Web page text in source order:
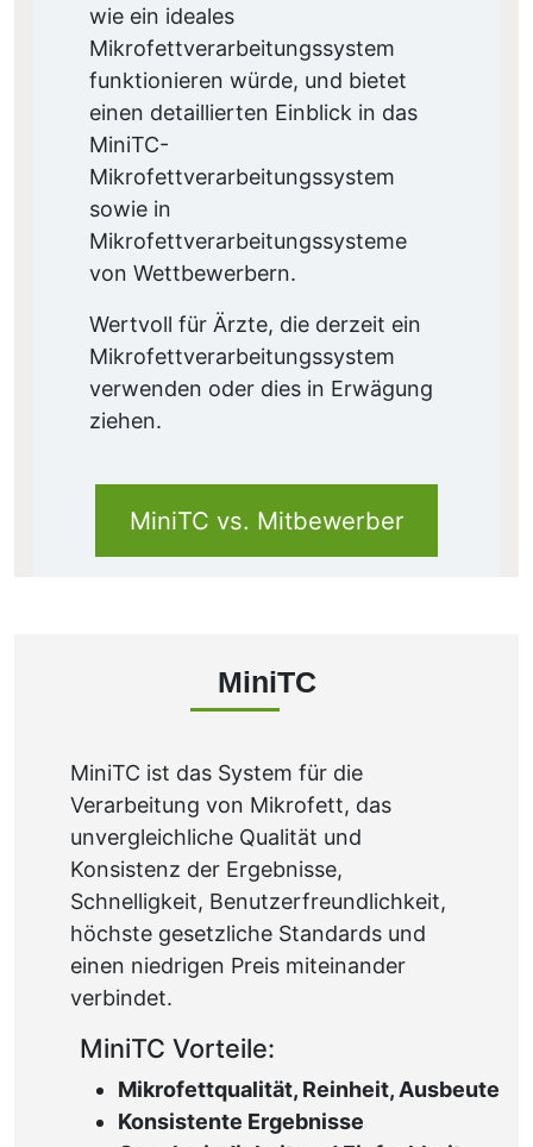
wie ein ideales
Mikrofettverarbeitungssystem
funktionieren würde, und bietet
einen detaillierten Einblick in das
MiniTC-
Mikrofettverarbeitungssystem
sowie in
Mikrofettverarbeitungssysteme
von Wettbewerbern.
Wertvoll für Ärzte, die derzeit ein
Mikrofettverarbeitungssystem
verwenden oder dies in Erwägung
ziehen.
MiniTC vs. Mitbewerber
MiniTC
MiniTC ist das System für die
Verarbeitung von Mikrofett, das
unvergleichliche Qualität und
Konsistenz der Ergebnisse,
Schnelligkeit, Benutzerfreundlichkeit,
höchste gesetzliche Standards und
einen niedrigen Preis miteinander
verbindet.
MiniTC Vorteile:
Mikrofettqualität, Reinheit, Ausbeute
Konsistente Ergebnisse